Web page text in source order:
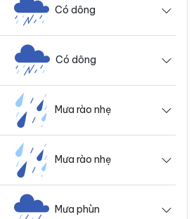
Có dông
Có dông
Mưa rào nhẹ
Mưa rào nhẹ
Mưa phùn